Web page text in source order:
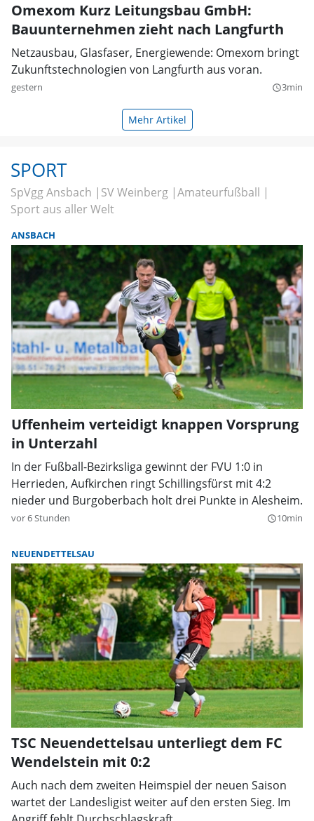
Omexom Kurz Leitungsbau GmbH:
Bauunternehmen zieht nach Langfurth
Netzausbau, Glasfaser, Energiewende: Omexom bringt
Zukunftstechnologien von Langfurth aus voran.
gestern query_builder3min
Mehr Artikel
SPORT
SpVgg Ansbach SV Weinberg Amateurfußball
Sport aus aller Welt
ANSBACH
Uffenheim verteidigt knappen Vorsprung
in Unterzahl
In der Fußball-Bezirksliga gewinnt der FVU 1:0 in
Herrieden, Aufkirchen ringt Schillingsfürst mit 4:2
nieder und Burgoberbach holt drei Punkte in Alesheim.
vor 6 Stunden query_builder10min
NEUENDETTELSAU
TSC Neuendettelsau unterliegt dem FC
Wendelstein mit 0:2
Auch nach dem zweiten Heimspiel der neuen Saison
wartet der Landesligist weiter auf den ersten Sieg. Im